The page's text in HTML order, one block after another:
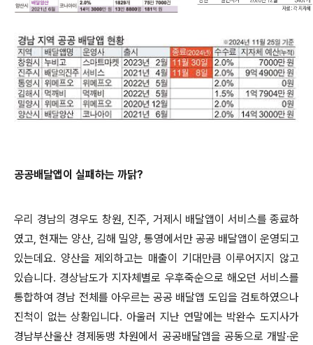
공공배달앱이 실패하는 까닭?
우리 경남의 경우도 창원, 진주, 거제시 배달앱이 서비스를 종료하
였고, 현재는 양산, 김해 밀양, 통영에서만 공공 배달앱이 운영되고
있는데요. 양산을 제외하고는 매출이 기대만큼 이루어지지 않고
있습니다. 경상남도가 지자체별로 우후죽순으로 해오던 서비스를
통합하여 경남 전체를 아우르는 공공 배달앱 도입을 검토하였으나
진척이 없는 상황입니다.아울러 지난 연말에는 박완수 도지사가
경남부산울산 경제동맹 차원에서 공공배달앱을 공동으로 개발·운